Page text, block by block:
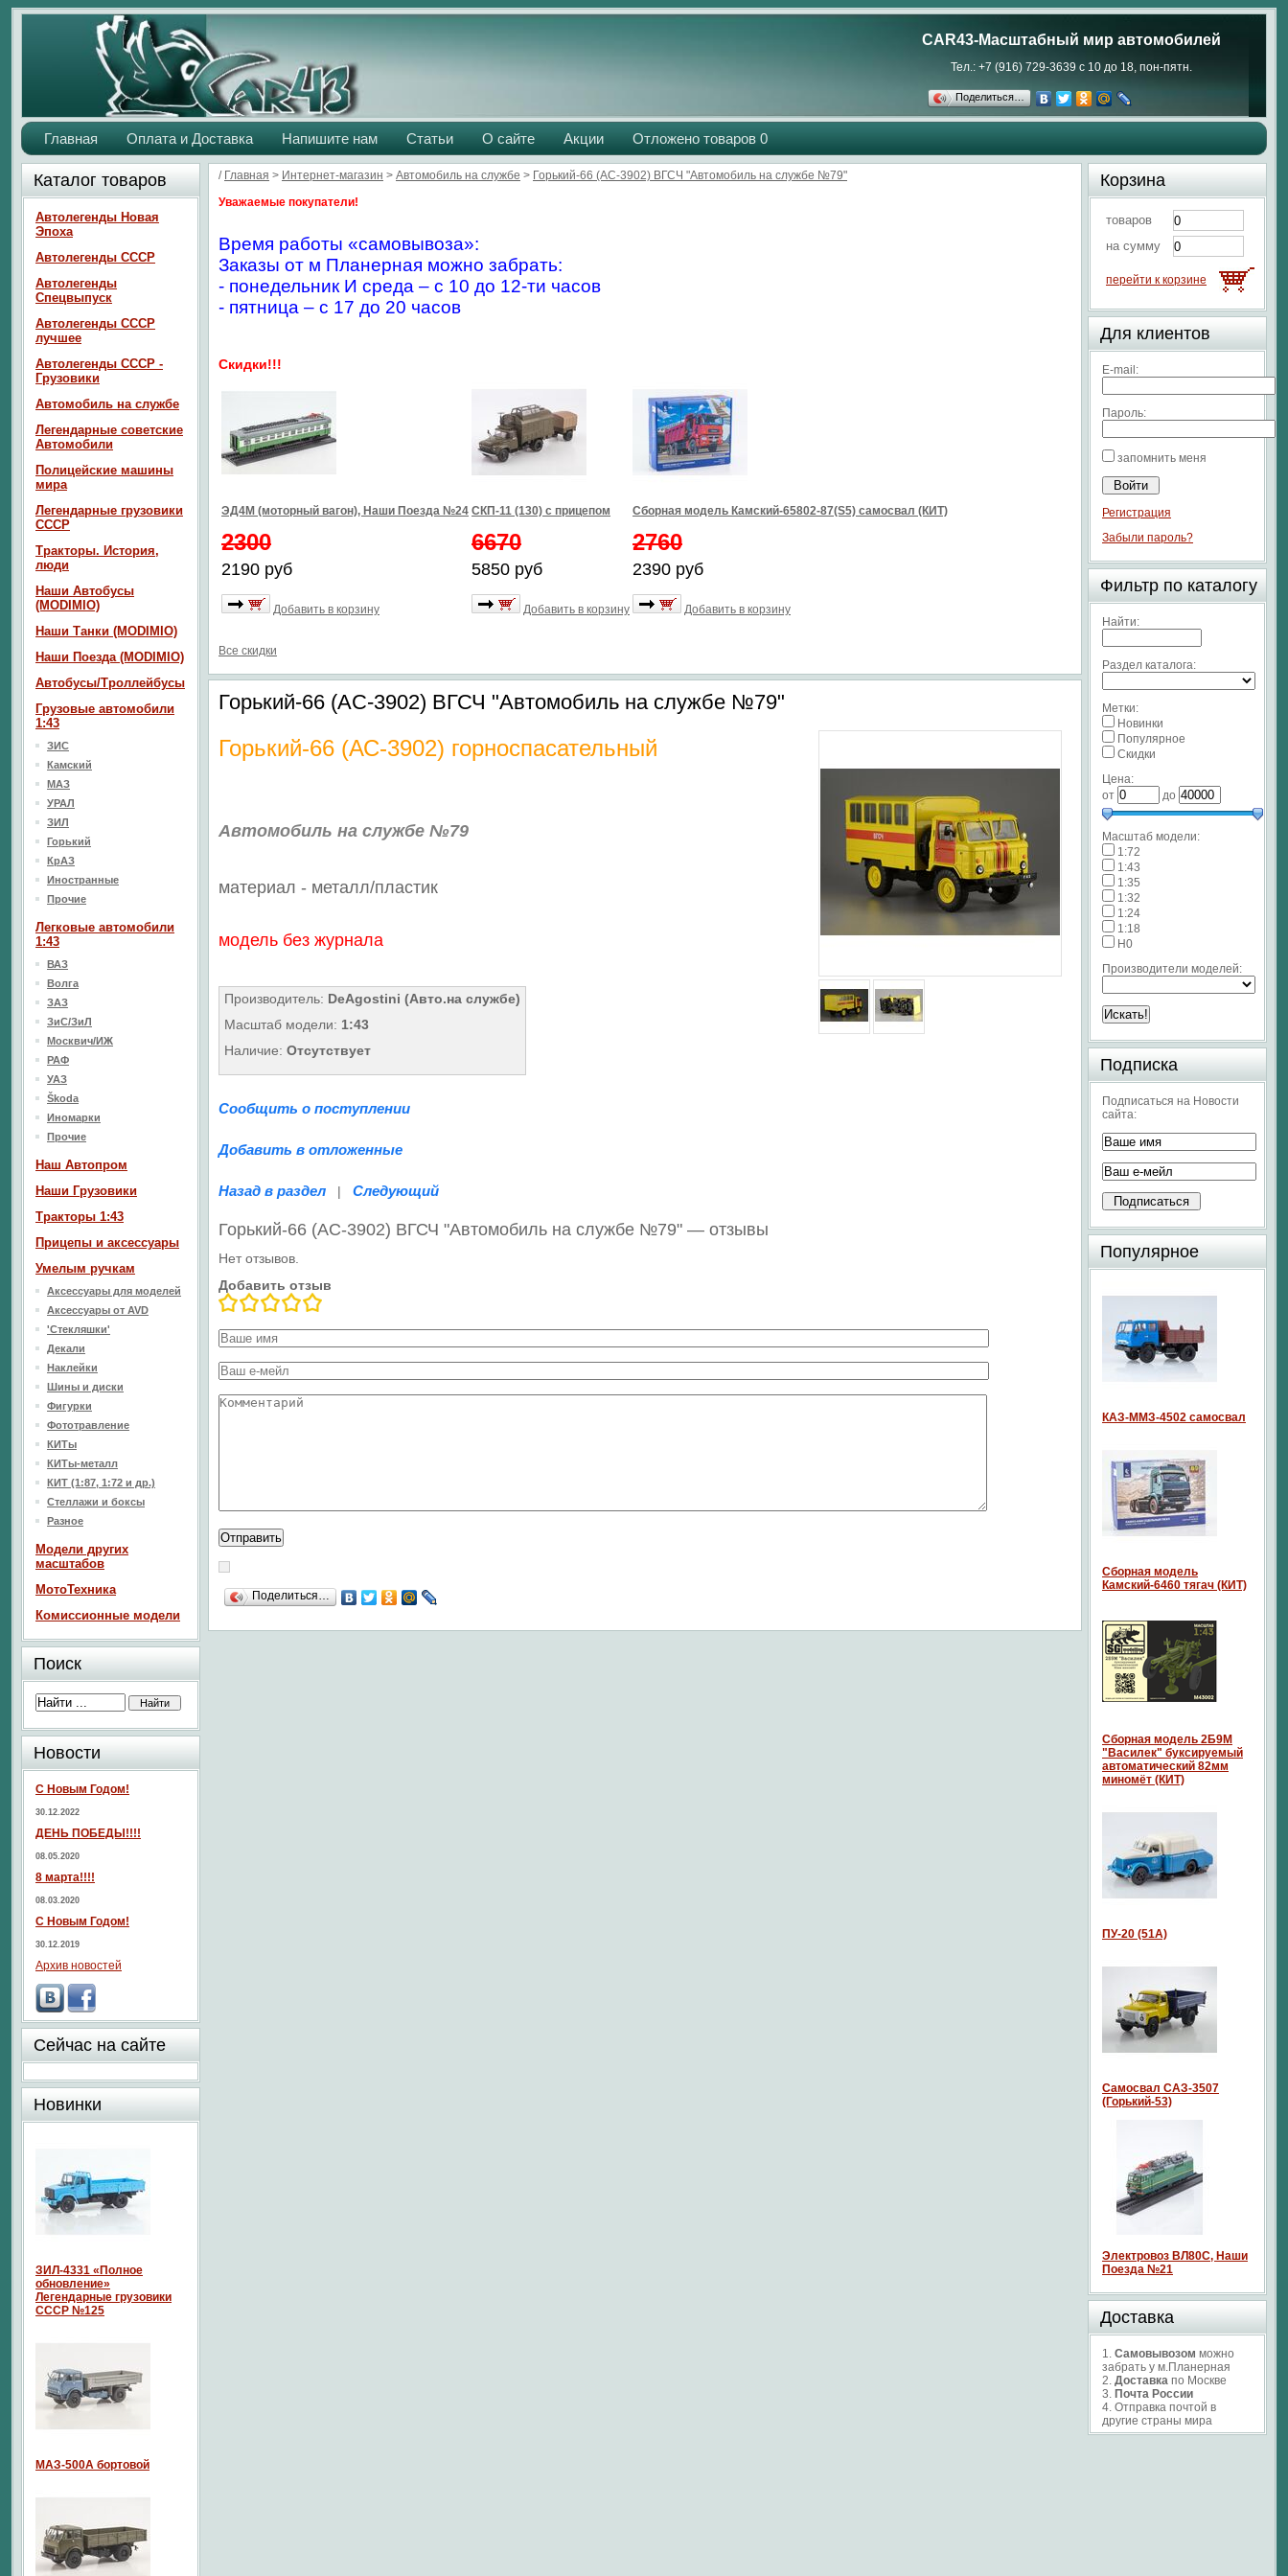
CAR43-Масштабный мир автомобилей
Тел.: +7 (916) 729-3639 с 10 до 18, пон-пятн.
Поделиться…
Главная Оплата и Доставка Напишите нам Статьи О сайте Акции Отложено товаров 0
/ Главная > Интернет-магазин > Автомобиль на службе > Горький-66 (АС-3902) ВГСЧ "Автомобиль на службе №79"
Уважаемые покупатели!
Время работы «самовывоза»:
Заказы от м Планерная можно забрать:
- понедельник И среда – с 10 до 12-ти часов
- пятница – с 17 до 20 часов
Скидки!!!
ЭД4М (моторный вагон), Наши Поезда №24
2300
2190 руб
Добавить в корзину
СКП-11 (130) с прицепом
6670
5850 руб
Добавить в корзину
Сборная модель Камский-65802-87(S5) самосвал (КИТ)
2760
2390 руб
Добавить в корзину
Все скидки
Горький-66 (АС-3902) ВГСЧ "Автомобиль на службе №79"
Горький-66 (АС-3902) горноспасательный
Автомобиль на службе №79
материал - металл/пластик
модель без журнала
Производитель: DeAgostini (Авто.на службе)
Масштаб модели: 1:43
Наличие: Отсутствует
Сообщить о поступлении
Добавить в отложенные
Назад в раздел | Следующий
Горький-66 (АС-3902) ВГСЧ "Автомобиль на службе №79" — отзывы
Нет отзывов.
Добавить отзыв
Поделиться…
Каталог товаров
Автолегенды Новая
Эпоха
Автолегенды СССР
Автолегенды
Спецвыпуск
Автолегенды СССР
лучшее
Автолегенды СССР -
Грузовики
Автомобиль на службе
Легендарные советские
Автомобили
Полицейские машины
мира
Легендарные грузовики
СССР
Тракторы. История,
люди
Наши Автобусы
(MODIMIO)
Наши Танки (MODIMIO)
Наши Поезда (MODIMIO)
Автобусы/Троллейбусы
Грузовые автомобили
1:43
ЗИС
Камский
МАЗ
УРАЛ
ЗИЛ
Горький
КрАЗ
Иностранные
Прочие
Легковые автомобили
1:43
ВАЗ
Волга
ЗАЗ
ЗиС/ЗиЛ
Москвич/ИЖ
РАФ
УАЗ
Škoda
Иномарки
Прочие
Наш Aвтопром
Наши Грузовики
Тракторы 1:43
Прицепы и аксессуары
Умелым ручкам
Аксессуары для моделей
Аксессуары от AVD
'Стекляшки'
Декали
Наклейки
Шины и диски
Фигурки
Фототравление
КИТы
КИТы-металл
КИТ (1:87, 1:72 и др.)
Стеллажи и боксы
Разное
Модели других
масштабов
МотоТехника
Комиссионные модели
Поиск
Новости
С Новым Годом!
30.12.2022
ДЕНЬ ПОБЕДЫ!!!!
08.05.2020
8 марта!!!!
08.03.2020
С Новым Годом!
30.12.2019
Архив новостей
Сейчас на сайте
Новинки
ЗИЛ-4331 «Полное
обновление»
Легендарные грузовики
СССР №125
МАЗ-500А бортовой
Корзина
товаров
на сумму
перейти к корзине
Для клиентов
E-mail:
Пароль:
запомнить меня
Регистрация
Забыли пароль?
Фильтр по каталогу
Найти:
Раздел каталога:
Метки:
Новинки
Популярное
Скидки
Цена:
от
до
Масштаб модели:
1:72
1:43
1:35
1:32
1:24
1:18
H0
Производители моделей:
Подписка
Подписаться на Новости
сайта:
Популярное
КАЗ-ММЗ-4502 самосвал
Сборная модель
Камский-6460 тягач (КИТ)
Сборная модель 2Б9М
"Василек" буксируемый
автоматический 82мм
миномёт (КИТ)
ПУ-20 (51А)
Самосвал САЗ-3507
(Горький-53)
Электровоз ВЛ80С, Наши
Поезда №21
Доставка
1. Самовывозом можно
забрать у м.Планерная
2. Доставка по Москве
3. Почта России
4. Отправка почтой в
другие страны мира